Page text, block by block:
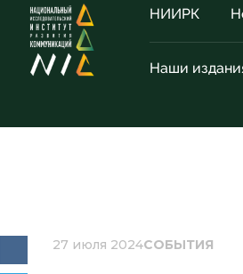
НИИРК
Наши
27 июля 2024СОБЫТИЯ